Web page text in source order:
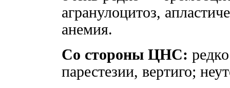
агранулоцитоз,
анемия.
Со стороны ЦНС:
парестезии, вертиго;